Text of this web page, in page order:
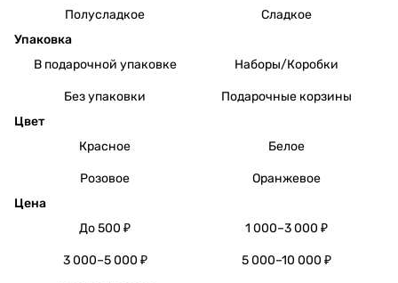
Полусладкое
Сладкое
Упаковка
В подарочной упаковке
Наборы/Коробки
Без упаковки
Подарочные корзины
Цвет
Красное
Белое
Розовое
Оранжевое
Цена
До 500 ₽
1 000–3 000 ₽
3 000–5 000 ₽ 5 000–10 000 ₽